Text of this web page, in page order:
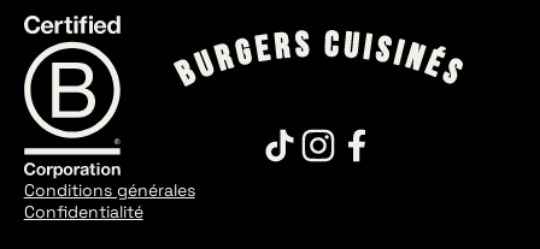
Conditions générales
Confidentialité